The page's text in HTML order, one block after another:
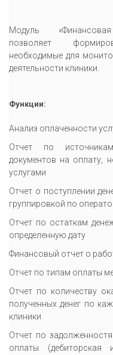
Модуль
позволяет
необходимые для
деятельности клиники.
Функции:
Анализ оплаченности
Отчет по
документов на оплату,
услугами
Отчет о поступлении
группировкой по
Отчет по остаткам
определенную дату
Финансовый отчет о
Отчет по типам оплаты
Отчет по количеству
полученных денег по
клиники
Отчет по
оплаты (дебиторская